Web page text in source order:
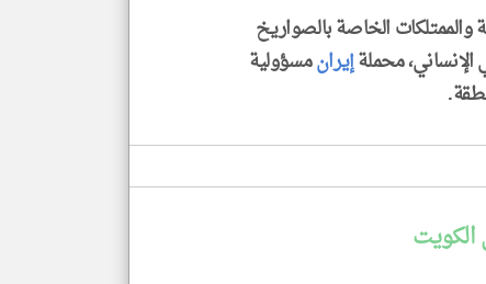
والممتلكات الخاصة بالصواريخ
الإنساني، محملةإيرانمسؤولية